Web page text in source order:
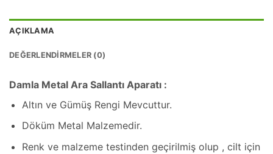
AÇIKLAMA
DEĞERLENDIRMELER (0)
Damla Metal Ara Sallantı Aparatı :
Altın ve Gümüş Rengi Mevcuttur.
Döküm Metal Malzemedir.
Renk ve malzeme testinden geçirilmiş olup , cilt için